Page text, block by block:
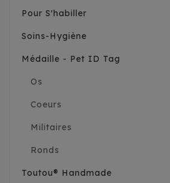
Pour S'habiller
Soins-Hygiène
Médaille - Pet ID Tag
Os
Coeurs
Militaires
Ronds
Toutou® Handmade